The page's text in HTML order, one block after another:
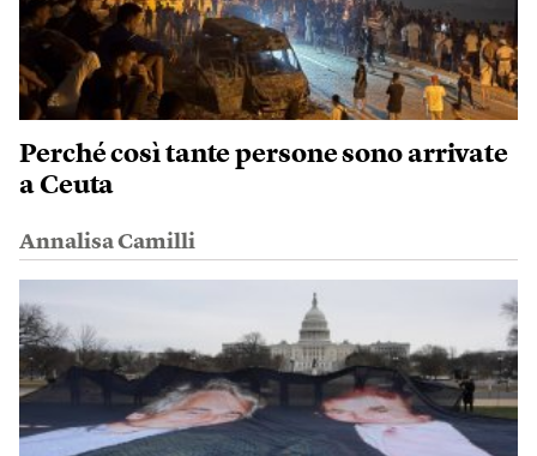
Perché così tante persone sono arrivate
a Ceuta
Annalisa Camilli